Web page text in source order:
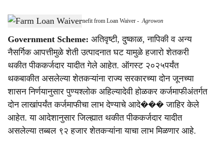
a
r
e
92,000 Farmers in Jalgaon to Benefit from Loan Waiver -Agrowon
Government Scheme: अतिवृष्टी, दुष्काळ, नापिकी व अन्य
नैसर्गिक आपत्तीमुळे शेती उत्पादनात घट यामुळे हजारो शेतकरी
थकीत पीककर्जदार यादीत गेले आहेत. ऑगस्ट २०२५पर्यंत
थकबाकीत असलेल्या शेतकऱ्यांना राज्य सरकारच्या दोन जूनच्या
शासन निर्णयानुसार पुण्यश्लोक अहिल्यादेवी होळकर कर्जमाफीअंतर्गत
दोन लाखांपर्यंत कर्जमाफीचा लाभ देण्याचे आदे��� जाहिर केले
आहेत. या आदेशानुसार जिल्ह्यात थकीत पीककर्जदार यादीत
असलेल्या तब्बल ९२ हजार शेतकऱ्यांना याचा लाभ मिळणार आहे.